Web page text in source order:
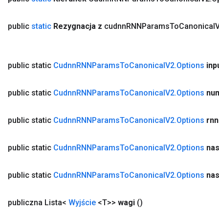
public static Rezygnacja z cudnnRNNParamsToCanonical
public static CudnnRNNParamsToCanonicalV2.Options
public static CudnnRNNParamsToCanonicalV2.Options
public static CudnnRNNParamsToCanonicalV2.Options rnn
public static CudnnRNNParamsToCanonicalV2.Options
public static CudnnRNNParamsToCanonicalV2.Options
publiczna Lista< Wyjście <T>> wagi ()